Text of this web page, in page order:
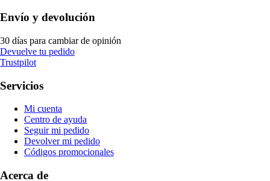
Envío y devolución
30 días para cambiar de opinión
Devuelve tu pedido
Trustpilot
Servicios
Mi cuenta
Centro de ayuda
Seguir mi pedido
Devolver mi pedido
Códigos promocionales
Acerca de